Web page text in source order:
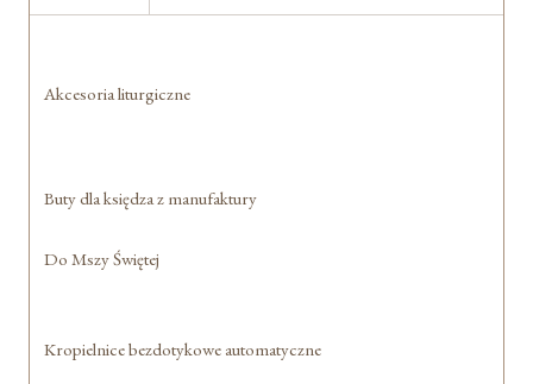
Akcesoria liturgiczne
Buty dla księdza z manufaktury
Do Mszy Świętej
Kropielnice bezdotykowe automatyczne